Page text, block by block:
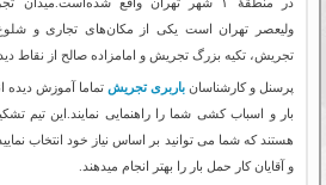
ولیعصر تهران است یکی از مکان‌های تجاری و شلوغ
تجریش، تکیه بزرگ تجریش و امامزاده صالح از نقاط
پرسنل و کارشناسانباربری تجریش تماما آموزش دیده
بار و اسباب کشی شما را راهنمایی نمایند.این تیم
هستند که شما می توانید بر اساس نیاز خود انتخاب
و آقایان کار حمل بار را بهتر انجام میدهند.